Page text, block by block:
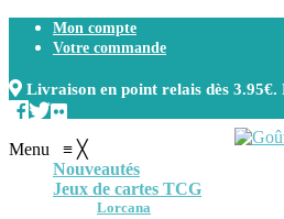
Mon compte
Votre commande
Livraison en point relais dès 3.95€.
Menu ≡ ╳
Nouveautés
Jeux de cartes TCG
Lorcana